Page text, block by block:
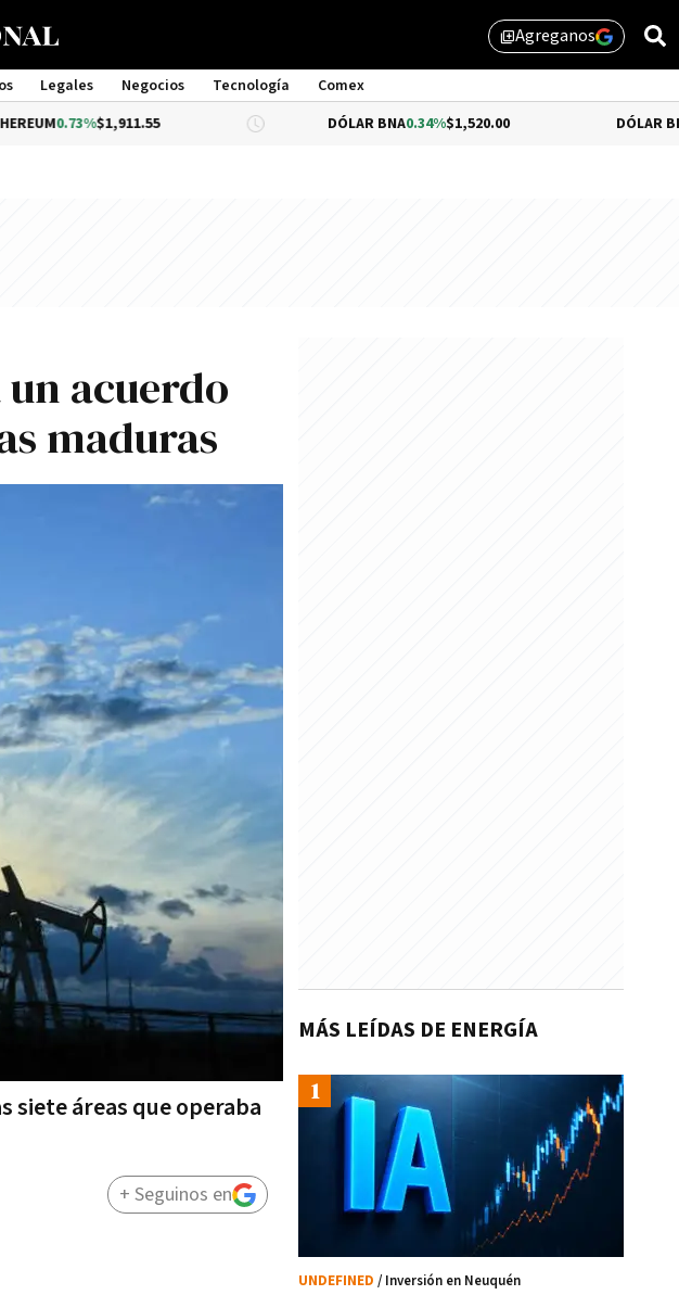
library_addAgreganos
Legales Negocios Tecnología
Comex
$1,911.55 DÓLAR BNA0.34%$1,520.00 DÓLAR BLUE-
un acuerdo
maduras
siete áreas que operaba
+ Seguinos en
MÁS LEÍDAS DE ENERGÍA
UNDEFINED / Inversión en Neuquén